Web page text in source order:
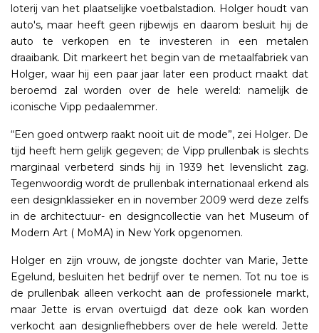
loterij van het plaatselijke voetbalstadion. Holger houdt van
auto's, maar heeft geen rijbewijs en daarom besluit hij de
auto te verkopen en te investeren in een metalen
draaibank. Dit markeert het begin van de metaalfabriek van
Holger, waar hij een paar jaar later een product maakt dat
beroemd zal worden over de hele wereld: namelijk de
iconische Vipp pedaalemmer.
“Een goed ontwerp raakt nooit uit de mode”, zei Holger. De
tijd heeft hem gelijk gegeven; de Vipp prullenbak is slechts
marginaal verbeterd sinds hij in 1939 het levenslicht zag.
Tegenwoordig wordt de prullenbak internationaal erkend als
een designklassieker en in november 2009 werd deze zelfs
in de architectuur- en designcollectie van het Museum of
Modern Art ( MoMA) in New York opgenomen.
Holger en zijn vrouw, de jongste dochter van Marie, Jette
Egelund, besluiten het bedrijf over te nemen. Tot nu toe is
de prullenbak alleen verkocht aan de professionele markt,
maar Jette is ervan overtuigd dat deze ook kan worden
verkocht aan designliefhebbers over de hele wereld. Jette